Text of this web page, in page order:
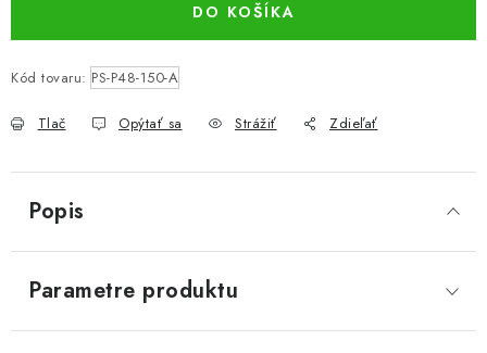
DO KOŠÍKA
Kód tovaru: PS-P48-150-A
Tlač Opýtať sa Strážiť Zdieľať
Popis
Parametre produktu